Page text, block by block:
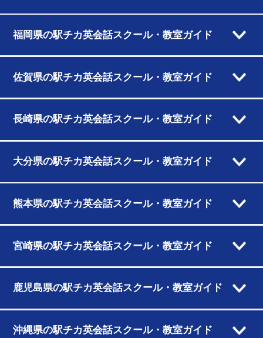
福岡県の駅チカ英会話スクール・教室ガイド
佐賀県の駅チカ英会話スクール・教室ガイド
長崎県の駅チカ英会話スクール・教室ガイド
大分県の駅チカ英会話スクール・教室ガイド
熊本県の駅チカ英会話スクール・教室ガイド
宮崎県の駅チカ英会話スクール・教室ガイド
鹿児島県の駅チカ英会話スクール・教室ガイド
沖縄県の駅チカ英会話スクール・教室ガイド